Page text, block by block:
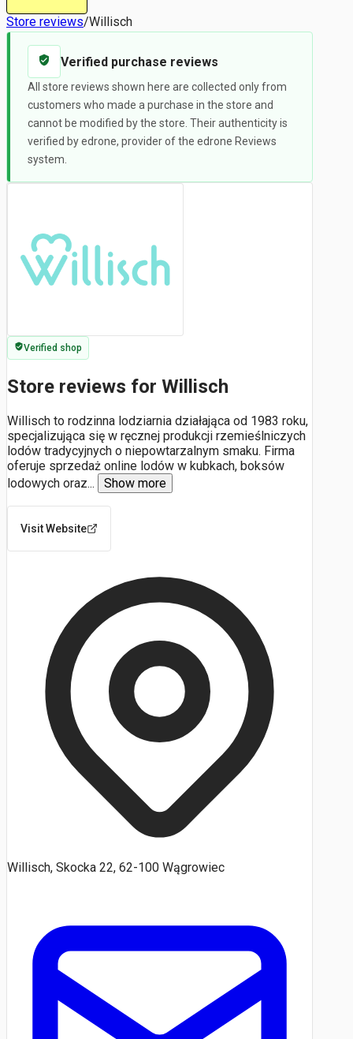
Store reviews/Willisch
Verified purchase reviews
All store reviews shown here are collected only from
customers who made a purchase in the store and
cannot be modified by the store. Their authenticity is
verified by edrone, provider of the edrone Reviews
system.
Verified shop
Store reviews for Willisch
Willisch to rodzinna lodziarnia działająca od 1983 roku,
specjalizująca się w ręcznej produkcji rzemieślniczych
lodów tradycyjnych o niepowtarzalnym smaku. Firma
oferuje sprzedaż online lodów w kubkach, boksów
lodowych oraz... Show more
Visit Website
Willisch, Skocka 22, 62-100 Wągrowiec